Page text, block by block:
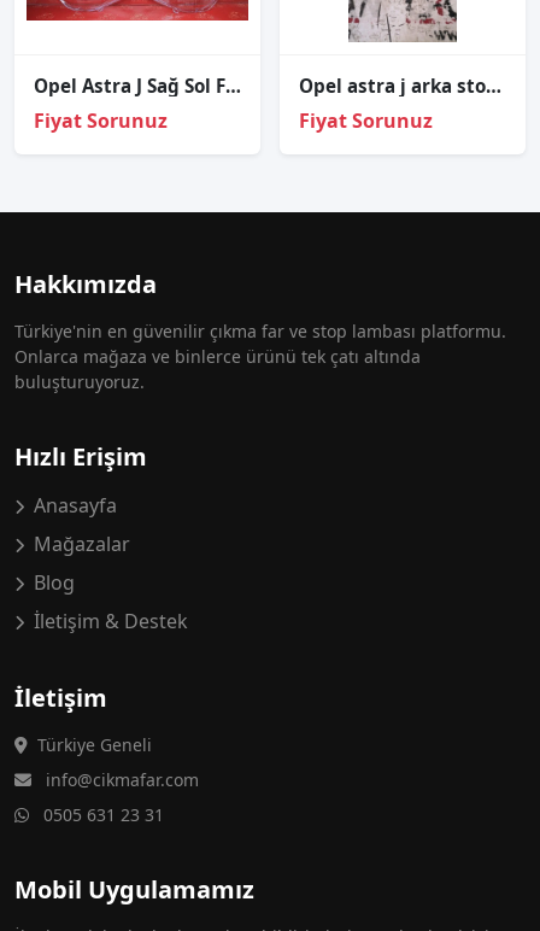
Opel Astra J Sağ Sol Far Cami
Fiyat Sorunuz
Opel astra j arka stop sabitleme vidası
Fiyat Sorunuz
Hakkımızda
Türkiye'nin en güvenilir çıkma far ve stop lambası platformu.
Onlarca mağaza ve binlerce ürünü tek çatı altında
buluşturuyoruz.
Hızlı Erişim
Anasayfa
Mağazalar
Blog
İletişim & Destek
İletişim
Türkiye Geneli
info@cikmafar.com
0505 631 23 31
Mobil Uygulamamız